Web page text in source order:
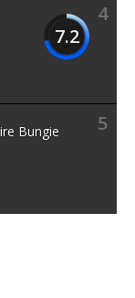
4
7.2
5
Bungie